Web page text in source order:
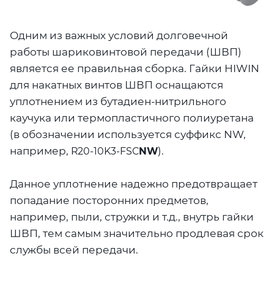
Одним из важных условий долговечной
работы шариковинтовой передачи (ШВП)
является ее правильная сборка. Гайки HIWIN
для накатных винтов ШВП оснащаются
уплотнением из бутадиен-нитрильного
каучука или термопластичного полиуретана
(в обозначении используется суффикс NW,
например, R20-10K3-FSCNW).
Данное уплотнение надежно предотвращает
попадание посторонних предметов,
например, пыли, стружки и т.д., внутрь гайки
ШВП, тем самым значительно продлевая срок
службы всей передачи.